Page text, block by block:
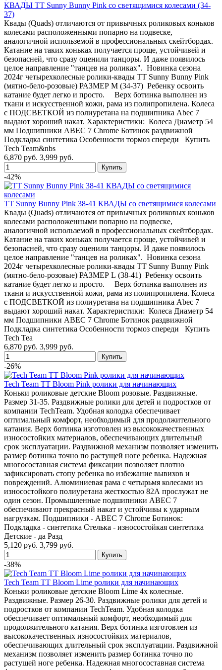
КВАДЫ TT Sunny Bunny Pink со светящимися колесами (34-
37)
Квады (Quads) отличаются от привычных роликовых коньков
колесами расположенными попарно на подвеске,
аналогичной использемой в профессиональных скейтбордах.
Катание на таких коньках получается проще, устойчивей и
безопасней, что сразу оценили танцоры. И даже появилось
целое направление "танцев на роликах". Новинка сезона
2024г четырехколесные ролики-квады TT Sunny Bunny Pink
(мятно-бело-розовые) РАЗМЕР M (34-37) Ребенку освоить
катание будет легко и просто. Верх ботинка выполнен из
ткани и искусственной кожи, рама из полипропилена. Колеса
с ПОДСВЕТКОЙ из полиуретана на подшипника Abec 7
выдают хороший накат. Характеристики: Колеса Диаметр 54
мм Подшипники ABEC 7 Chrome Ботинок раздвижной
Подкладка синтетика Особенности тормоз спереди Купить
Tech Team&nbs
6,870 руб. 3,999 руб.
-42%
TT Sunny Bunny Pink 38-41 КВАДЫ со светящимися колесами
Квады (Quads) отличаются от привычных роликовых коньков
колесами расположенными попарно на подвеске,
аналогичной использемой в профессиональных скейтбордах.
Катание на таких коньках получается проще, устойчивей и
безопасней, что сразу оценили танцоры. И даже появилось
целое направление "танцев на роликах". Новинка сезона
2024г четырехколесные ролики-квады TT Sunny Bunny Pink
(мятно-бело-розовые) РАЗМЕР L (38-41) Ребенку освоить
катание будет легко и просто. Верх ботинка выполнен из
ткани и искусственной кожи, рама из полипропилена. Колеса
с ПОДСВЕТКОЙ из полиуретана на подшипника Abec 7
выдают хороший накат. Характеристики: Колеса Диаметр 54
мм Подшипники ABEC 7 Chrome Ботинок раздвижной
Подкладка синтетика Особенности тормоз спереди Купить
Tech Tea
6,870 руб. 3,999 руб.
-26%
Tech Team TT Bloom Pink ролики для начинающих
Коньки роликовые детские Bloom розовые. Раздвижные.
Размер 31-35. Раздвижные ролики для детей и подростков от
компании TechTeam. Удобная колодка обеспечивает
оптимальный комфорт, необходимый для продолжительного
катания. Верх ботинка изготовлен из высококачественных
износостойких материалов, обеспечивающих длительный
срок эксплуатации. Раздвижной механизм позволяет изменить
размер ботинка точно по растущей ноге ребенка. Надежная
многосоставная система фиксации позволяет плотно
зафиксировать стопу ребенка во избежание вывихов и
повреждений. Алюминиевая рама с четырьмя колесами из
износостойкого полиуретана жесткостью 82А прослужат не
один сезон. Промышленные подшипники АВЕС 7
обеспечивают прекрасный накат и устойчивы к ударным
нагрузкам. Подшипники - ABEC 7 Chrome Ботинок:
Подкладка - синтетика Стелька - износостойкая синтетика
Детские - да Разд
5,120 руб. 3,799 руб.
-38%
Tech Team TT Bloom Lime ролики для начинающих
Коньки роликовые детские Bloom Lime 4х колесные.
Раздвижные. Размер 26-30. Раздвижные ролики для детей и
подростков от компании TechTeam. Удобная колодка
обеспечивает оптимальный комфорт, необходимый для
продолжительного катания. Верх ботинка изготовлен из
высококачественных износостойких материалов,
обеспечивающих длительный срок эксплуатации. Раздвижной
механизм позволяет изменить размер ботинка точно по
растущей ноге ребенка. Надежная многосоставная система